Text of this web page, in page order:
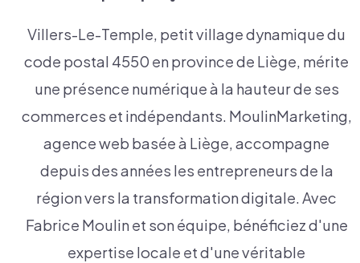
Villers-Le-Temple, petit village dynamique du
code postal 4550 en province de Liège, mérite
une présence numérique à la hauteur de ses
commerces et indépendants. MoulinMarketing,
agence web basée à Liège, accompagne
depuis des années les entrepreneurs de la
région vers la transformation digitale. Avec
Fabrice Moulin et son équipe, bénéficiez d'une
expertise locale et d'une véritable